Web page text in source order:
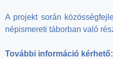
A projekt során
népismereti táborban való
További információ kérhető: